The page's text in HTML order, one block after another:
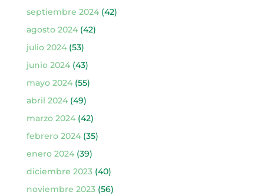
septiembre 2024(42)
agosto 2024(42)
julio 2024(53)
junio 2024(43)
mayo 2024(55)
abril 2024(49)
marzo 2024(42)
febrero 2024(35)
enero 2024(39)
diciembre 2023(40)
noviembre 2023(56)